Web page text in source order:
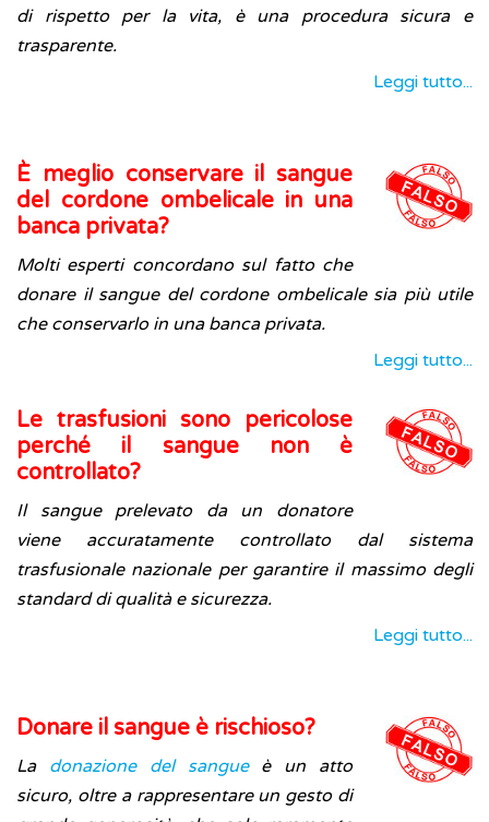
di rispetto per la vita, è una procedura sicura e
trasparente.
Leggi tutto...
È meglio conservare il sangue
del cordone ombelicale in una
banca privata?
Molti esperti concordano sul fatto che
donare il sangue del cordone ombelicale sia più utile
che conservarlo in una banca privata.
Leggi tutto...
Le trasfusioni sono pericolose
perché il sangue non è
controllato?
Il sangue prelevato da un donatore
viene accuratamente controllato dal sistema
trasfusionale nazionale per garantire il massimo degli
standard di qualità e sicurezza.
Leggi tutto...
Donare il sangue è rischioso?
La donazione del sangueè un atto
sicuro, oltre a rappresentare un gesto di